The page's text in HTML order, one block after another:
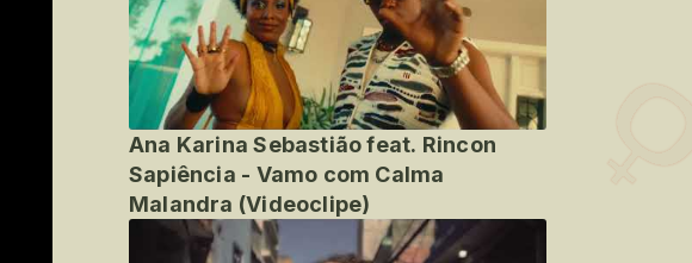
Ana Karina Sebastião feat. Rincon
Sapiência - Vamo com Calma
Malandra (Videoclipe)